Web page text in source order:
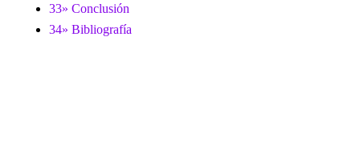
33» Conclusión
34» Bibliografía